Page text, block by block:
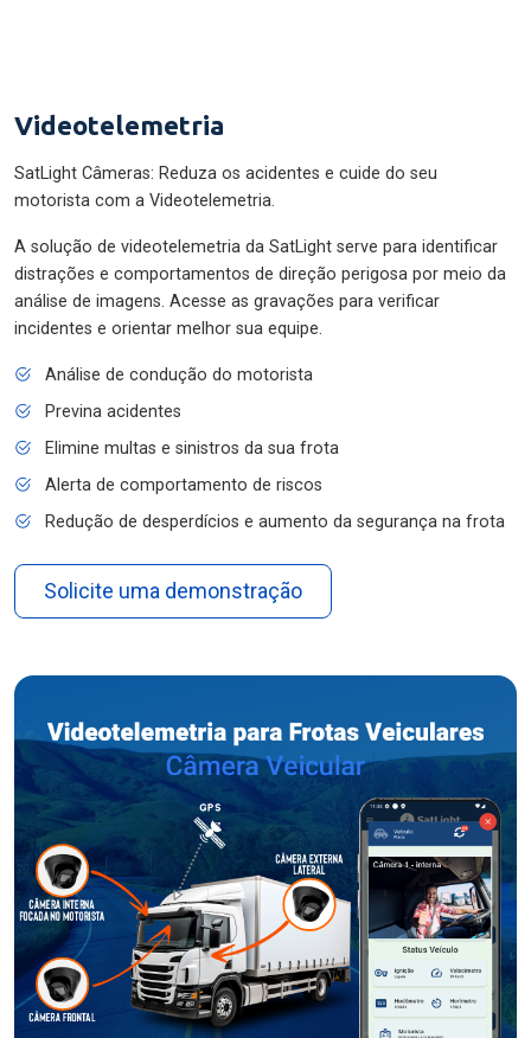
Videotelemetria
SatLight Câmeras: Reduza os acidentes e cuide do seu
motorista com a Videotelemetria.
A solução de videotelemetria da SatLight serve para identificar
distrações e comportamentos de direção perigosa por meio da
análise de imagens. Acesse as gravações para verificar
incidentes e orientar melhor sua equipe.
Análise de condução do motorista
Previna acidentes
Elimine multas e sinistros da sua frota
Alerta de comportamento de riscos
Redução de desperdícios e aumento da segurança na frota
Solicite uma demonstração